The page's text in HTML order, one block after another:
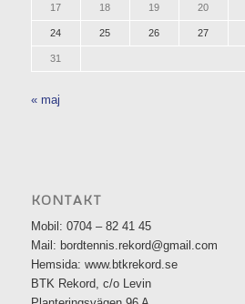
17 18 19 20
24 25 26 27
31
« maj
KONTAKT
Mobil: 0704 – 82 41 45
Mail: bordtennis.rekord@gmail.com
Hemsida: www.btkrekord.se
BTK Rekord, c/o Levin